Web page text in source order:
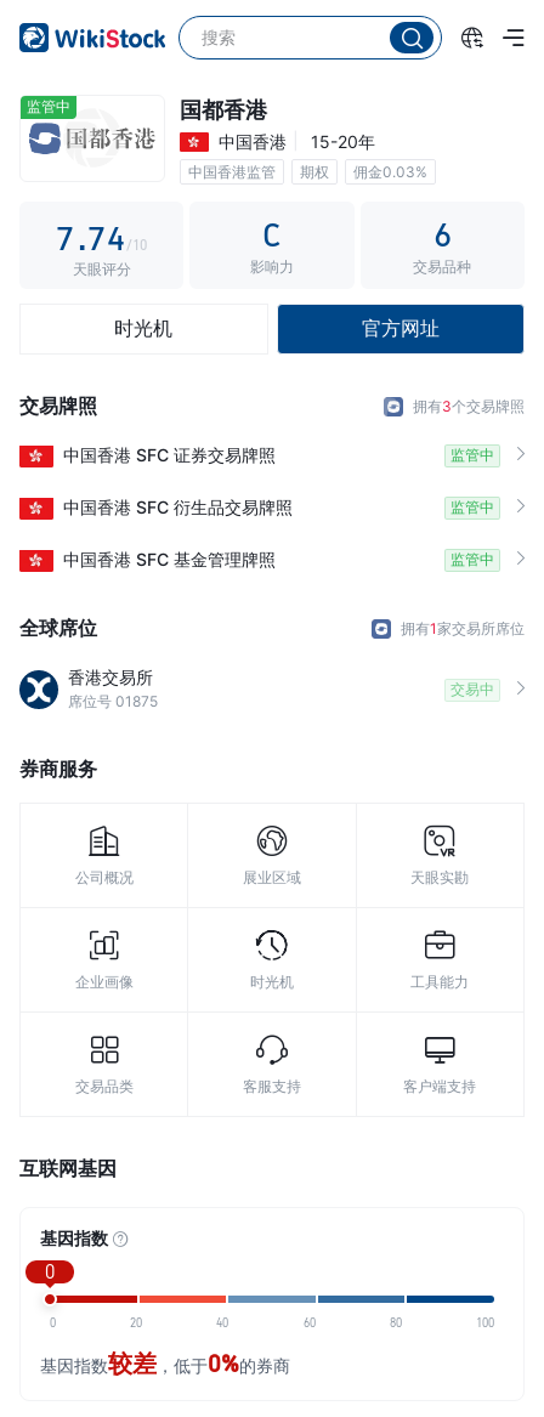
监管中 国都香港
中国香港 15-20年
中国香港监管 期权 佣金0.03%
2
4
5
7
8
.
2
5
7
8
2
4
5
6
9
/10
天眼评分
C
影响力
6
交易品种
时光机 官方网址
交易牌照 拥有3个交易牌照
中国香港 SFC 证券交易牌照 监管中
中国香港 SFC 衍生品交易牌照 监管中
中国香港 SFC 基金管理牌照 监管中
全球席位 拥有1家交易所席位
香港交易所
席位号 01875
交易中
券商服务
公司概况 展业区域 天眼实勘
企业画像 时光机 工具能力
交易品类 客服支持 客户端支持
互联网基因
基因指数
0
0 20 40 60 80 100
基因指数较差 ，低于0%的券商